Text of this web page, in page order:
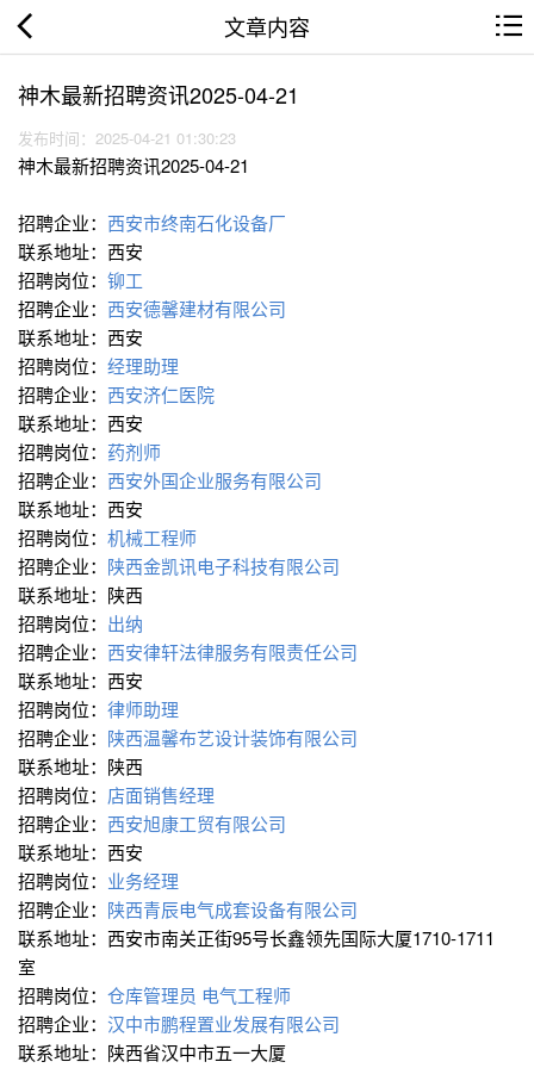
文章内容
神木最新招聘资讯2025-04-21
发布时间：2025-04-21 01:30:23
神木最新招聘资讯2025-04-21
招聘企业： 西安市终南石化设备厂
联系地址：西安
招聘岗位： 铆工
招聘企业： 西安德馨建材有限公司
联系地址：西安
招聘岗位： 经理助理
招聘企业： 西安济仁医院
联系地址：西安
招聘岗位： 药剂师
招聘企业： 西安外国企业服务有限公司
联系地址：西安
招聘岗位： 机械工程师
招聘企业： 陕西金凯讯电子科技有限公司
联系地址：陕西
招聘岗位： 出纳
招聘企业： 西安律轩法律服务有限责任公司
联系地址：西安
招聘岗位： 律师助理
招聘企业： 陕西温馨布艺设计装饰有限公司
联系地址：陕西
招聘岗位： 店面销售经理
招聘企业： 西安旭康工贸有限公司
联系地址：西安
招聘岗位： 业务经理
招聘企业： 陕西青辰电气成套设备有限公司
联系地址：西安市南关正街95号长鑫领先国际大厦1710-1711
室
招聘岗位： 仓库管理员 电气工程师
招聘企业： 汉中市鹏程置业发展有限公司
联系地址：陕西省汉中市五一大厦